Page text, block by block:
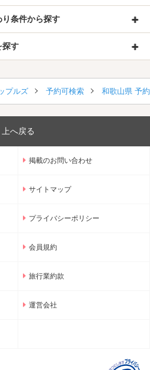
条件から探す
探す
プルズ 予約可検索 和歌山県 予
上へ戻る
掲載のお問い合わせ
サイトマップ
プライバシーポリシー
会員規約
旅行業約款
運営会社